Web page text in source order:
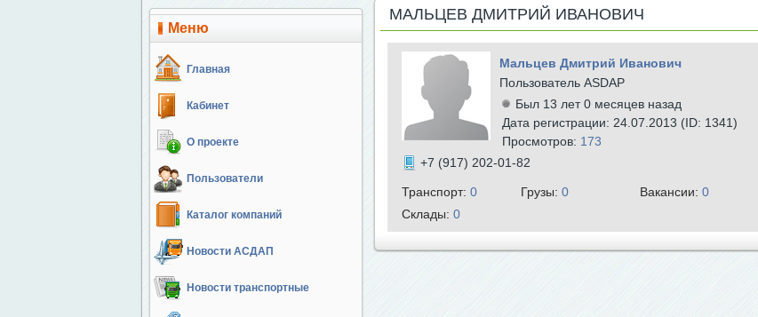
Меню
Главная
Кабинет
О проекте
Пользователи
Каталог компаний
Новости АСДАП
Новости транспортные
МАЛЬЦЕВ ДМИТРИЙ ИВАНОВИЧ
Мальцев Дмитрий Иванович
Пользователь ASDAP
Был 13 лет 0 месяцев назад
Дата регистрации: 24.07.2013 (ID: 1341)
Просмотров: 173
+7 (917) 202-01-82
Транспорт: 0 Грузы: 0 Вакансии: 0
Склады: 0